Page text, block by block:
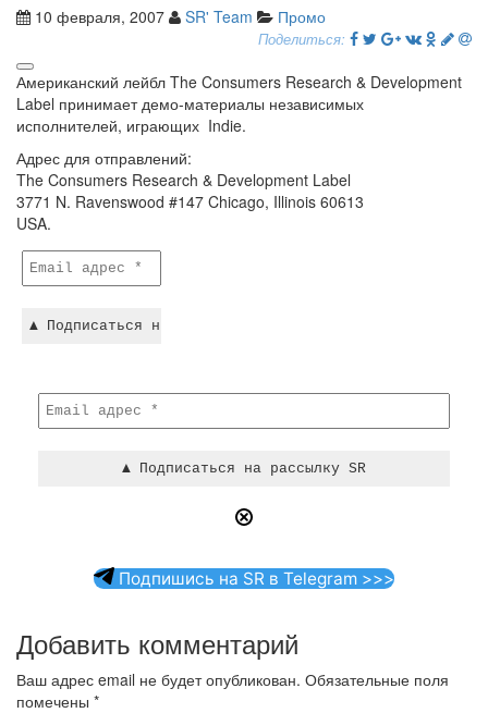
10 февраля, 2007 SR' Team Промо
Поделиться:
Американский лейбл The Consumers Research & Development
Label принимает демо-материалы независимых
исполнителей, играющих Indie.
Адрес для отправлений:
The Consumers Research & Development Label
3771 N. Ravenswood #147 Chicago, Illinois 60613
USA.
Подпишись на SR в Telegram >>>
Добавить комментарий
Ваш адрес email не будет опубликован. Обязательные поля
помечены *